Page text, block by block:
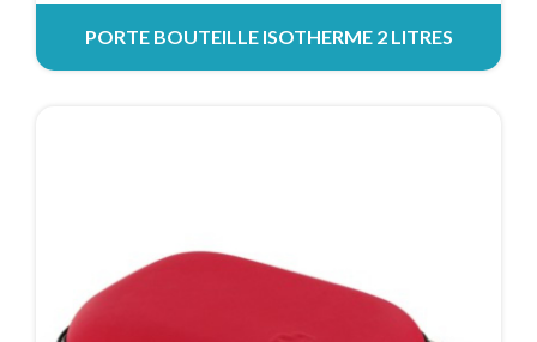
PORTE BOUTEILLE ISOTHERME 2 LITRES